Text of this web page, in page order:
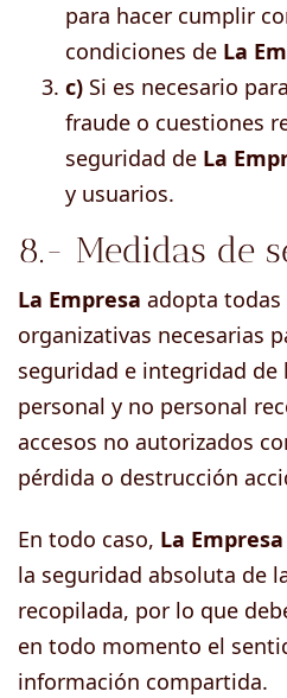
para hacer cumplir
condiciones de La
c) Si es necesario
fraude o cuestiones
seguridad de La
y usuarios.
8.- Medidas de
La Empresa adopta todas
organizativas necesarias
seguridad e integridad de
personal y no personal
accesos no autorizados
pérdida o destrucción
En todo caso, La Empresa
la seguridad absoluta de
recopilada, por lo que
en todo momento el
información compartida.